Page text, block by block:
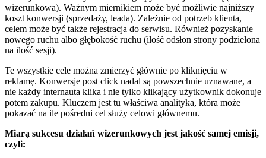
wizerunkowa). Ważnym miernikiem może być możliwie najniższy
koszt konwersji (sprzedaży, leada). Zależnie od potrzeb klienta,
celem może być także rejestracja do serwisu. Również pozyskanie
nowego ruchu albo głębokość ruchu (ilość odsłon strony podzielona
na ilość sesji).
Te wszystkie cele można zmierzyć głównie po kliknięciu w
reklamę. Konwersje post click nadal są powszechnie uznawane, a
nie każdy internauta klika i nie tylko klikający użytkownik dokonuje
potem zakupu. Kluczem jest tu właściwa analityka, która może
pokazać na ile pośredni cel służy celowi głównemu.
Miarą sukcesu działań wizerunkowych jest jakość samej emisji,
czyli: